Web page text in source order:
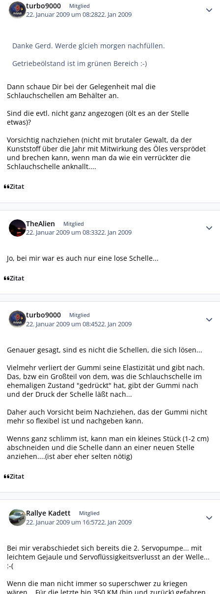
turbo9000 Mitglied
22. Januar 2009 um 08:2822. Jan 2009
Danke Gerd. Werde glcieh morgen nachfüllen.
Getriebeölstand ist im grünen Bereich :-)
Dann schaue Dir bei der Gelegenheit mal die
Schlauchschellen am Behälter an.
Sind die evtl. nicht ganz angezogen (ölt es an der Stelle
etwas)?
Vorsichtig nachziehen (nicht mit brutaler Gewalt, da der
Kunststoff über die Jahr mit Mitwirkung des Öles versprödet
und brechen kann, wenn man da wie ein verrückter die
Schlauchschelle anknallt....
Zitat
TheAlien Mitglied
22. Januar 2009 um 08:3322. Jan 2009
Jo, bei mir war es auch nur eine lose Schelle...
Zitat
turbo9000 Mitglied
22. Januar 2009 um 08:4522. Jan 2009
Genauer gesagt, sind es nicht die Schellen, die sich lösen...
Vielmehr verliert der Gummi seine Elastizität und gibt nach.
Das, bzw ein Großteil von dem, was die Schlauchschelle im
ehemaligen Zustand "gedrückt" hat, gibt der Gummi nach
und der Druck der Schelle läßt nach...
Daher auch Vorsicht beim Nachziehen, das der Gummi nicht
mehr so flexibel ist und nachgeben kann.
Wenns ganz schlimm ist, kann man ein kleines Stück (1-2 cm)
abschneiden und die Schelle dann an einer neuen Stelle
anziehen....(ist aber eher selten nötig)
Zitat
Rallye Kadett Mitglied
22. Januar 2009 um 16:5722. Jan 2009
Bei mir verabschiedet sich bereits die 2. Servopumpe... mit
leichtem Gejaule und Servoflüssigkeitsverlusst an der Welle...
:-(
Wenn die man nicht immer so superschwer zu kriegen
wären... Für die letzte bin 350 KM (hin und zurück) gefahren